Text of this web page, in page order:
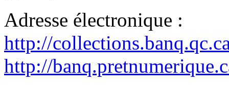
Adresse électronique :
http://
http://